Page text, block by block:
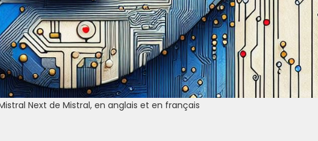
Next de Mistral, en anglais et en français